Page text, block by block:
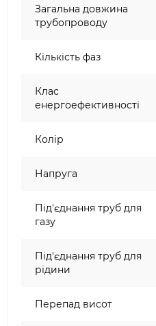
Загальна довжина
трубопроводу
Кількість фаз
Клас
енергоефективності
Колір
Напруга
Під'єднання труб для
газу
Під'єднання труб для
рідини
Перепад висот